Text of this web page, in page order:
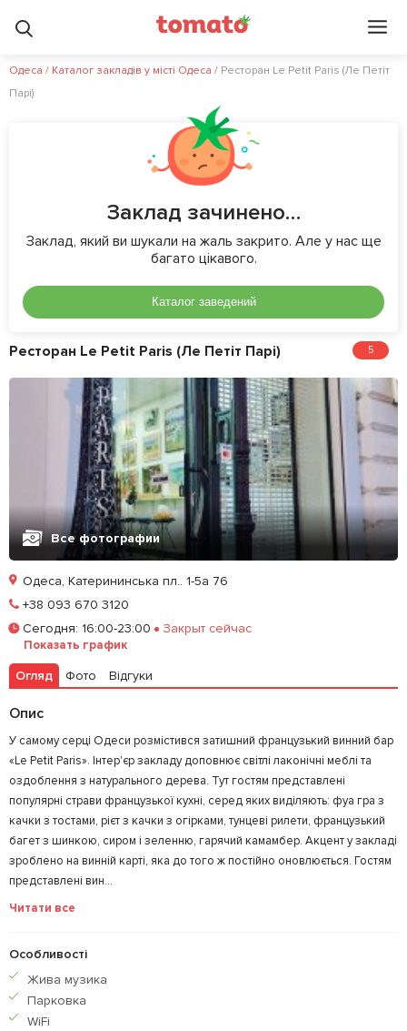
Одеса / Каталог закладів у місті Одеса / Ресторан Le Petit Paris (Ле Петіт
Парі)
Заклад зачинено…
Заклад, який ви шукали на жаль закрито. Але у нас ще
багато цікавого.
Каталог заведений
Ресторан Le Petit Paris (Ле Петіт Парі) 5
Все фотографии
Залишити відгук
Одеса, Катерининська пл.. 1-5а 76
+38 093 670 3120
Сегодня: 16:00-23:00 Закрыт сейчас
Показать график
Огляд Фото Відгуки
Опис
У самому серці Одеси розмістився затишний французький винний бар
«Le Petit Paris». Інтер'єр закладу доповнює світлі лаконічні меблі та
оздоблення з натурального дерева. Тут гостям представлені
популярні страви французької кухні, серед яких виділяють: фуа гра з
качки з тостами, рієт з качки з огірками, тунцеві рилети, французький
багет з шинкою, сиром і зеленню, гарячий камамбер. Акцент у закладі
зроблено на винній карті, яка до того ж постійно оновлюється. Гостям
представлені вин...
Читати все
Особливості
Жива музика
Парковка
WiFi